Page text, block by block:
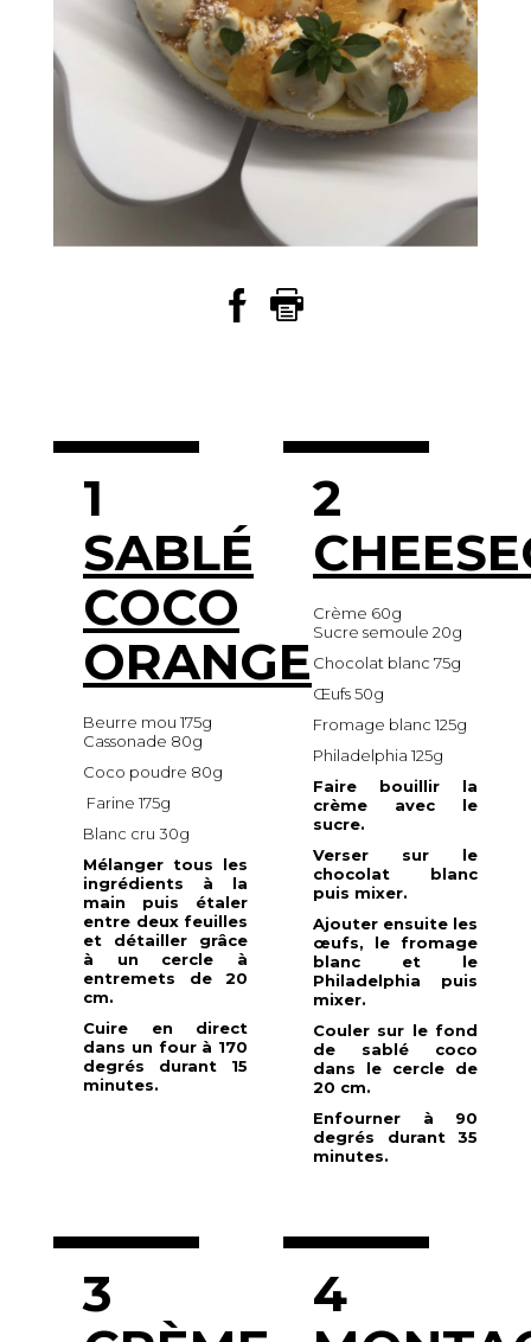
1
SABLÉ
COCO
ORANGE
Beurre mou 175g
Cassonade 80g
Coco poudre 80g
Farine 175g
Blanc cru 30g
Mélanger tous les
ingrédients à la
main puis étaler
entre deux feuilles
et détailler grâce
à un cercle à
entremets de 20
cm.
Cuire en direct
dans un four à 170
degrés durant 15
minutes.
2
Crème 60g
Sucre semoule 20g
Chocolat blanc 75g
Œufs 50g
Fromage blanc 125g
Philadelphia 125g
Faire bouillir la
crème avec le
sucre.
Verser sur le
chocolat blanc
puis mixer.
Ajouter ensuite les
œufs, le fromage
blanc et le
Philadelphia puis
mixer.
Couler sur le fond
de sablé coco
dans le cercle de
20 cm.
Enfourner à 90
degrés durant 35
minutes.
3
4